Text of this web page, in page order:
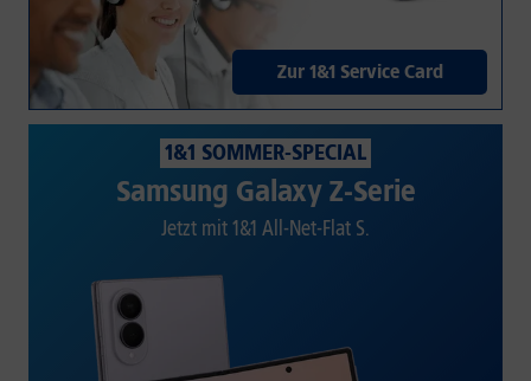
Zur 1&1 Service Card
1&1 SOMMER-SPECIAL
Samsung Galaxy Z-Serie
Jetzt mit 1&1 All-Net-Flat S.